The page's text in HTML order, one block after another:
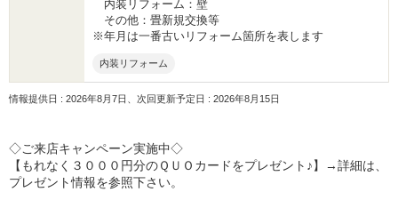
内装リフォーム：壁
その他：畳新規交換等
※年月は一番古いリフォーム箇所を表します
内装リフォーム
情報提供日 : 2026年8月7日、次回更新予定日 : 2026年8月15日
◇ご来店キャンペーン実施中◇
【もれなく３０００円分のＱＵＯカードをプレゼント♪】→詳細は、
プレゼント情報を参照下さい。